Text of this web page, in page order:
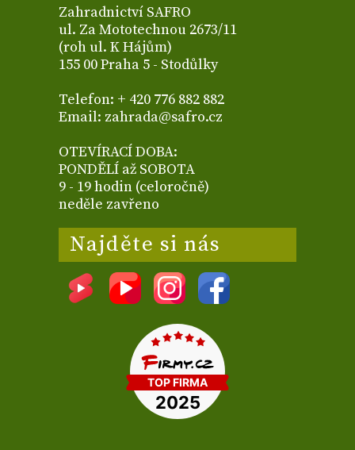
Zahradnictví SAFRO
ul. Za Mototechnou 2673/11
(roh ul. K Hájům)
155 00 Praha 5 - Stodůlky
Telefon: + 420 776 882 882
Email: zahrada@safro.cz
OTEVÍRACÍ DOBA:
PONDĚLÍ až SOBOTA
9 - 19 hodin (celoročně)
neděle zavřeno
Najděte si nás